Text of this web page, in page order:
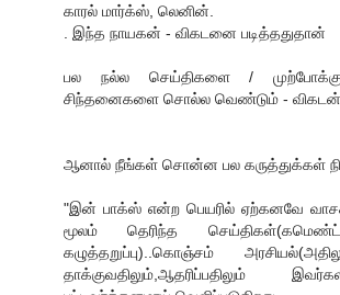
காரல் மார்க்ஸ், லெனின்.
. இந்த நாயகன் - விகடனை படித்ததுதான்
பல நல்ல செய்திகளை /
சிந்தனைகளை சொல்ல வெண்டும் - விகடன்.
ஆனால் நீங்கள் சொன்ன பல கருத்துக்கள்
"இன் பாக்ஸ் என்ற பெயரில் ஏற்கனவே
மூலம் தெரிந்த
கழுத்தறுப்பு)..கொஞ்சம்
தாக்குவதிலும்,ஆதரிப்பதிலும்